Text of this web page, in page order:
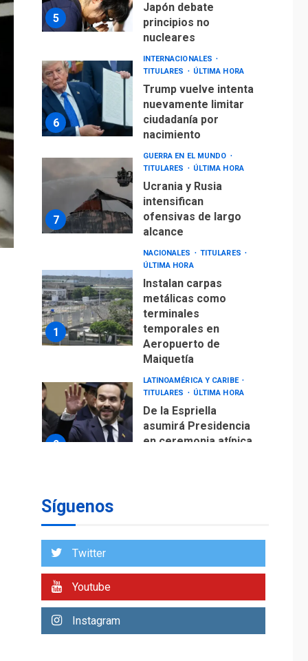
5
Japón debate
principios no
nucleares
6
INTERNACIONALES
TITULARES
ÚLTIMA HORA
Trump vuelve intenta
nuevamente limitar
ciudadanía por
nacimiento
7
GUERRA EN EL MUNDO
TITULARES
ÚLTIMA HORA
Ucrania y Rusia
intensifican
ofensivas de largo
alcance
1
NACIONALES
TITULARES
ÚLTIMA HORA
Instalan carpas
metálicas como
terminales
temporales en
Aeropuerto de
Maiquetía
2
LATINOAMÉRICA Y CARIBE
TITULARES
ÚLTIMA HORA
De la Espriella
asumirá Presidencia
en ceremonia atípica
3
de diálogo en
4
POLÍTICA
TITULARES
Gobierno y AN2015 en
diálogo
Síguenos
Twitter
Youtube
Instagram